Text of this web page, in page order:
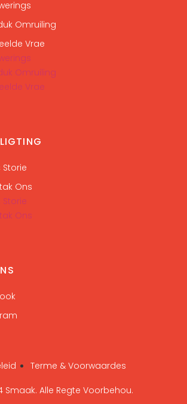
Omruiling
Vrae
Omruiling
Vrae
Storie
Ons
Storie
Ons
Smaak. Alle Regte Voorbehou.
Terme & Voorwaardes